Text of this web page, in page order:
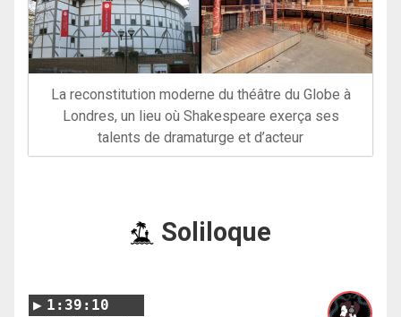
La reconstitution moderne du théâtre du Globe à
Londres, un lieu où Shakespeare exerça ses
talents de dramaturge et d’acteur
Soliloque
1:39:10